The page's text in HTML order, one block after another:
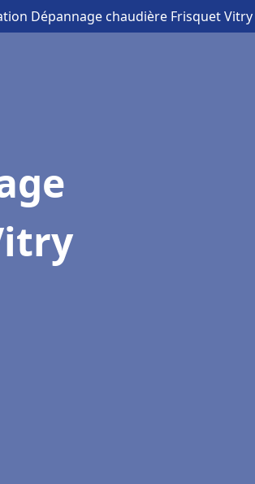
Dépannage chaudière Frisquet Vitry